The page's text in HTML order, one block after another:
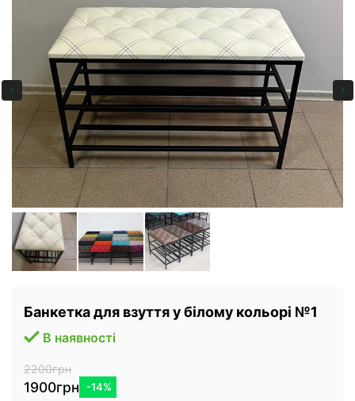
Банкетка для взуття у білому кольорі №1
В наявності
2200грн
1900грн -14%